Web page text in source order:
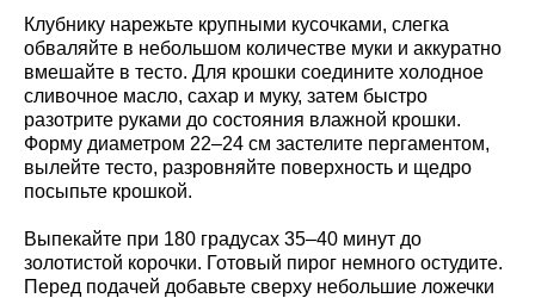
Клубнику нарежьте крупными кусочками, слегка
обваляйте в небольшом количестве муки и аккуратно
вмешайте в тесто. Для крошки соедините холодное
сливочное масло, сахар и муку, затем быстро
разотрите руками до состояния влажной крошки.
Форму диаметром 22–24 см застелите пергаментом,
вылейте тесто, разровняйте поверхность и щедро
посыпьте крошкой.
Выпекайте при 180 градусах 35–40 минут до
золотистой корочки. Готовый пирог немного остудите.
Перед подачей добавьте сверху небольшие ложечки